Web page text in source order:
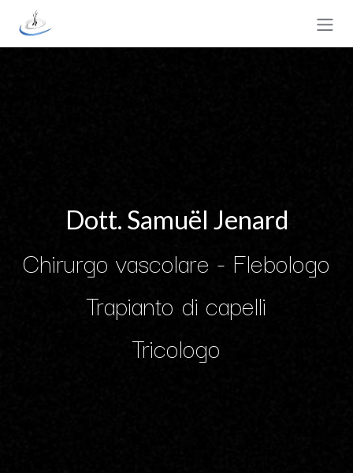
Passa al contenuto
Dott. Samuël Jenard
Chirurgo vascolare - Flebologo
Trapianto di capelli
Tricologo